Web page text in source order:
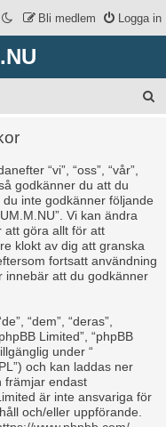
Logga in
Bli medlem
“vi”, “oss”, “vår”,
godkänner du att du
inte godkänner följande
Vi kan ändra
att göra allt för att
klokt av dig att granska
fortsatt användning
innebär att du godkänner
“dem”, “deras”,
Limited”, “phpBB
under “
och kan laddas ner
främjar endast
är inte ansvariga för
och/eller uppförande.